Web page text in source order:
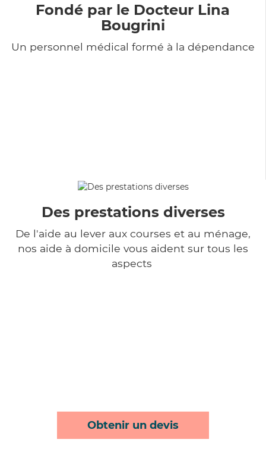
Fondé par le Docteur Lina
Bougrini
Un personnel médical formé à la dépendance
Des prestations diverses
De l'aide au lever aux courses et au ménage,
nos aide à domicile vous aident sur tous les
aspects
Obtenir un devis